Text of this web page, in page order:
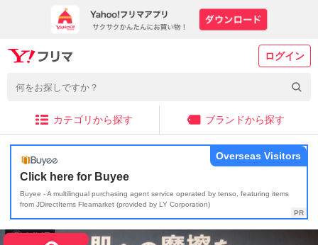
ログイン
カテゴリから探す ブランドから探す
Click here for Buyee
Buyee - A multilingual purchasing agent service operated by tenso, featuring items
from JDirectItems Fleamarket (provided by LY Corporation)
Overseas Visitors